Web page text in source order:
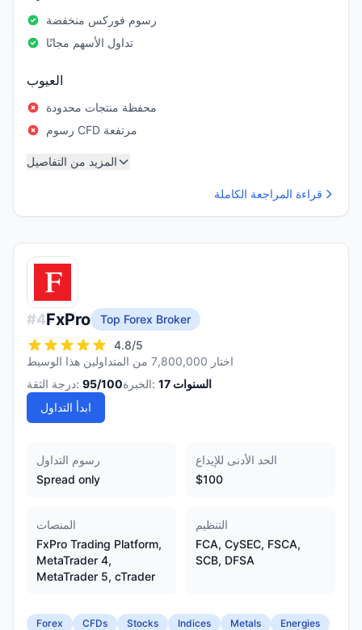
رسوم فوركس منخفضة
تداول الأسهم مجانًا
العيوب
محفظة منتجات محدودة
رسوم CFD مرتفعة
المزيد من التفاصيل
قراءة المراجعة الكاملة
#4FxPro
Top Forex Broker
4.8/5
اختار 7,800,000 من المتداولين هذا الوسيط
درجة الثقة: 95/100 الخبرة: 17 السنوات
ابدأ التداول
رسوم التداول
Spread only
الحد الأدنى للإيداع
$100
المنصات
FxPro Trading Platform,
MetaTrader 4,
MetaTrader 5, cTrader
التنظيم
FCA, CySEC, FSCA,
SCB, DFSA
Forex CFDs Stocks Indices Metals
Energies